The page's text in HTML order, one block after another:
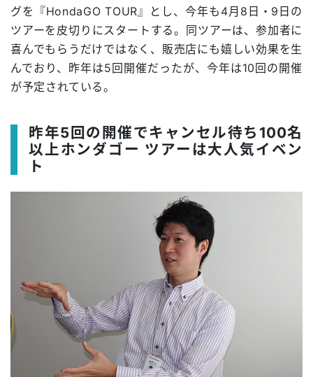
グを『HondaGO TOUR』とし、今年も4月8日・9日の
ツアーを皮切りにスタートする。同ツアーは、参加者に
喜んでもらうだけではなく、販売店にも嬉しい効果を生
んでおり、昨年は5回開催だったが、今年は10回の開催
が予定されている。
昨年5回の開催でキャンセル待ち100名
以上ホンダゴー ツアーは大人気イベン
ト